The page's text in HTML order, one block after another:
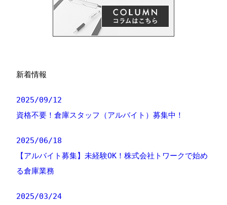
新着情報
2025/09/12
資格不要！倉庫スタッフ（アルバイト）募集中！
2025/06/18
【アルバイト募集】未経験OK！株式会社トワークで始め
る倉庫業務
2025/03/24